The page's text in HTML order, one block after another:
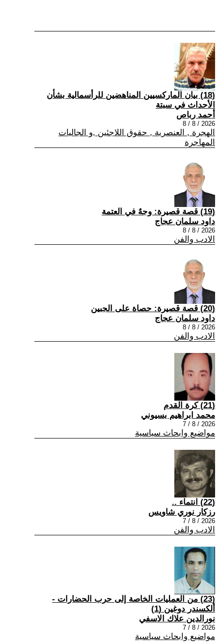
(18) بيان الماركسيين المناهضين للرأسمالية بشأن
الأحداث في سبتة
أحمد رباص
2026 / 8 / 8
الهجرة , العنصرية , حقوق اللاجئين ,و الجاليات
المهاجرة
(19) قصة قصيرة: وجهٌ في العتمة
داود سلمان عجاج
2026 / 8 / 8
الادب والفن
(20) قصة قصيرة: حصاة على الجبين
داود سلمان عجاج
2026 / 8 / 8
الادب والفن
(21) كرة القدم
محمد ابراهيم بسيوني
2026 / 8 / 7
مواضيع وابحاث سياسية
(22) انتماء ..
رزكار نوري شاويس
2026 / 8 / 7
الادب والفن
(23) من العمليات الخاصة إلى حرب الحضارات -
ألكسندر دوغين (1)
نورالدين علاك الاسفي
2026 / 8 / 7
مواضيع وابحاث سياسية